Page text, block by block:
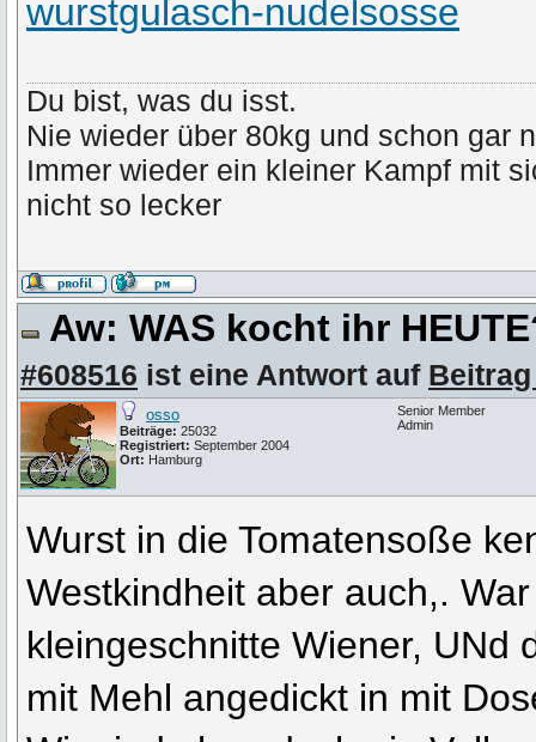
wurstgulasch-nudelsosse
Du bist, was du isst.
Nie wieder über 80kg und schon gar
Immer wieder ein kleiner Kampf mit
nicht so lecker
Aw: WAS kocht ihr
#608516 ist eine Antwort auf Beitrag
osso
Beiträge: 25032
Registriert: September 2004
Ort: Hamburg
Senior Member
Admin
Wurst in die Tomatensoße
Westkindheit aber auch,.
kleingeschnitte Wiener, UNd
mit Mehl angedickt in mit